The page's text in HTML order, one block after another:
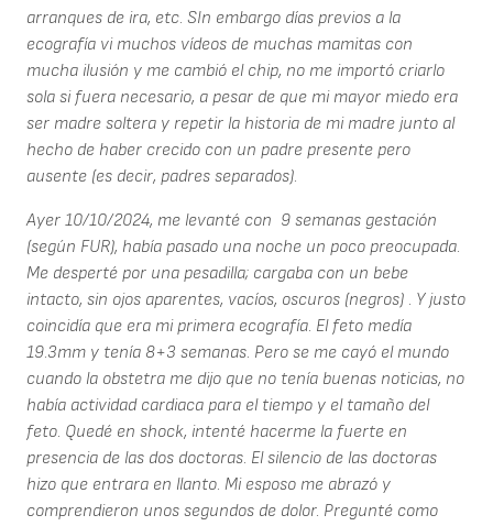
arranques de ira, etc. SIn embargo días previos a la
ecografía vi muchos vídeos de muchas mamitas con
mucha ilusión y me cambió el chip, no me importó criarlo
sola si fuera necesario, a pesar de que mi mayor miedo era
ser madre soltera y repetir la historia de mi madre junto al
hecho de haber crecido con un padre presente pero
ausente (es decir, padres separados).
Ayer 10/10/2024, me levanté con 9 semanas gestación
(según FUR), había pasado una noche un poco preocupada.
Me desperté por una pesadilla; cargaba con un bebe
intacto, sin ojos aparentes, vacíos, oscuros (negros) . Y justo
coincidía que era mi primera ecografía. El feto medía
19.3mm y tenía 8+3 semanas. Pero se me cayó el mundo
cuando la obstetra me dijo que no tenía buenas noticias, no
había actividad cardiaca para el tiempo y el tamaño del
feto. Quedé en shock, intenté hacerme la fuerte en
presencia de las dos doctoras. El silencio de las doctoras
hizo que entrara en llanto. Mi esposo me abrazó y
comprendieron unos segundos de dolor. Pregunté como